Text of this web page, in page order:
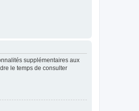
supplémentaires aux
le temps de consulter